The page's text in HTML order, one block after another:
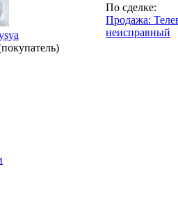
По сделке:
Продажа:
неисправный